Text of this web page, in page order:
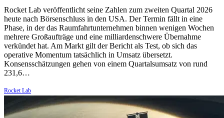
Rocket Lab veröffentlicht seine Zahlen zum zweiten Quartal 2026
heute nach Börsenschluss in den USA. Der Termin fällt in eine
Phase, in der das Raumfahrtunternehmen binnen wenigen Wochen
mehrere Großaufträge und eine milliardenschwere Übernahme
verkündet hat. Am Markt gilt der Bericht als Test, ob sich das
operative Momentum tatsächlich in Umsatz übersetzt.
Konsensschätzungen gehen von einem Quartalsumsatz von rund
231,6…
Rocket Lab